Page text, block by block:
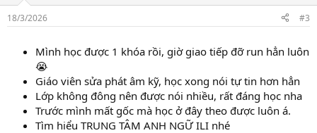
18/3/2026 #3
Mình học được 1 khóa rồi, giờ giao tiếp đỡ run hẳn luôn
😭
Giáo viên sửa phát âm kỹ, học xong nói tự tin hơn hẳn
Lớp không đông nên được nói nhiều, rất đáng học nha
Trước mình mất gốc mà học ở đây theo được luôn á.
Tìm hiểu TRUNG TÂM ANH NGỮ ILI nhé